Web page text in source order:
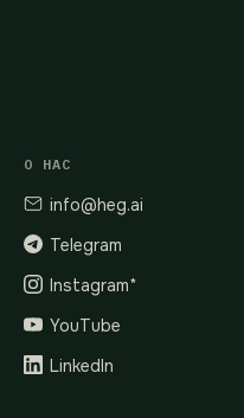
О НАС
info@heg.ai
Telegram
Instagram*
YouTube
LinkedIn